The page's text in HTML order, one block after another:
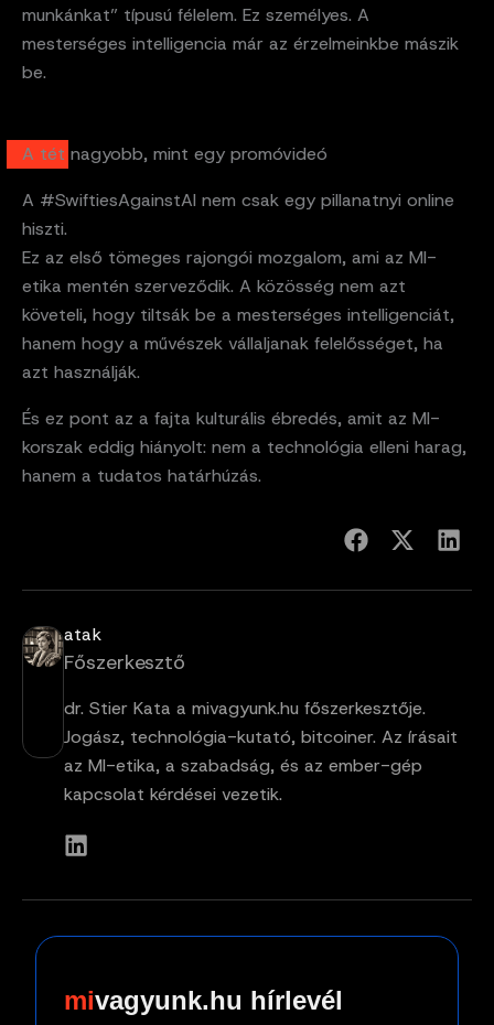
munkánkat” típusú félelem. Ez személyes. A
mesterséges intelligencia már az érzelmeinkbe mászik
be.
A tét nagyobb, mint egy promóvideó
A #SwiftiesAgainstAI nem csak egy pillanatnyi online
hiszti.
Ez az első tömeges rajongói mozgalom, ami az MI-
etika mentén szerveződik. A közösség nem azt
követeli, hogy tiltsák be a mesterséges intelligenciát,
hanem hogy a művészek vállaljanak felelősséget, ha
azt használják.
És ez pont az a fajta kulturális ébredés, amit az MI-
korszak eddig hiányolt: nem a technológia elleni harag,
hanem a tudatos határhúzás.
atak
Főszerkesztő
dr. Stier Kata a mivagyunk.hu főszerkesztője.
Jogász, technológia-kutató, bitcoiner. Az írásait
az MI-etika, a szabadság, és az ember-gép
kapcsolat kérdései vezetik.
vagyunk.hu hírlevél